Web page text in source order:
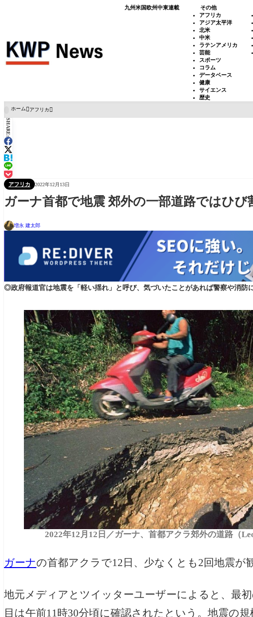
九州米国欧州中東連載
その他
アフリカ
アジア太平洋
北米
中米
ラテンアメリカ
芸能
スポーツ
コラム
データベース
健康
サイエンス
歴史
ホーム アフリカ
SHARE:
アフリカ 2022年12月13日
ガーナ首都で地震 郊外の一部道路ではひび
増永 建太郎
◎政府報道官は地震を「軽い揺れ」と呼び、気づいたことがあれば警察や消防
2022年12月12日／ガーナ、首都アクラ郊外の道路（
ガーナの首都アクラで12日、少なくとも2回地震が
地元メディアとツイッターユーザーによると、最
目は午前11時30分頃に確認されたという。地震の